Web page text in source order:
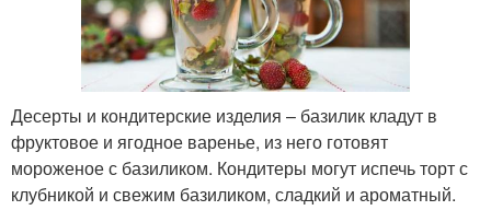
Десерты и кондитерские изделия – базилик кладут в
фруктовое и ягодное варенье, из него готовят
мороженое с базиликом. Кондитеры могут испечь торт с
клубникой и свежим базиликом, сладкий и ароматный.